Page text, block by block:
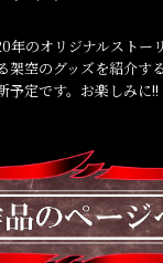
年のオリジナルストー
架空のグッズを紹介す
予定です。お楽しみに!!